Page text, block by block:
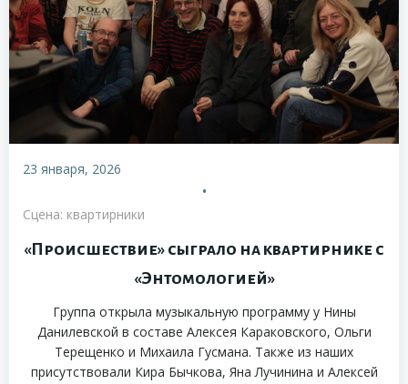
23 января, 2026
•
Сцена: квартирники
«Происшествие» сыграло на квартирнике с
«Энтомологией»
Группа открыла музыкальную программу у Нины
Данилевской в составе Алексея Караковского, Ольги
Терещенко и Михаила Гусмана. Также из наших
присутствовали Кира Бычкова, Яна Лучинина и Алексей